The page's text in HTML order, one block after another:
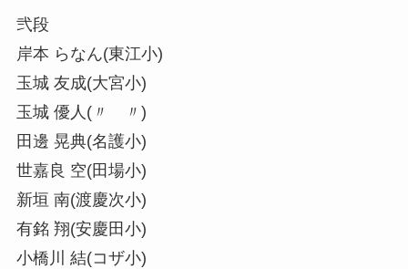
弐段
岸本 らなん(東江小)
玉城 友成(大宮小)
玉城 優人(〃 〃)
田邊 晃典(名護小)
世嘉良 空(田場小)
新垣 南(渡慶次小)
有銘 翔(安慶田小)
小橋川 結(コザ小)